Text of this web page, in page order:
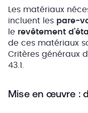
Les matériaux
incluent les pare-
le revêtement
de ces matériaux
Critères généraux
43.1.
Mise en œuvre :